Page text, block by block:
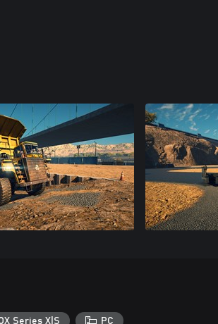
Series X|S PC